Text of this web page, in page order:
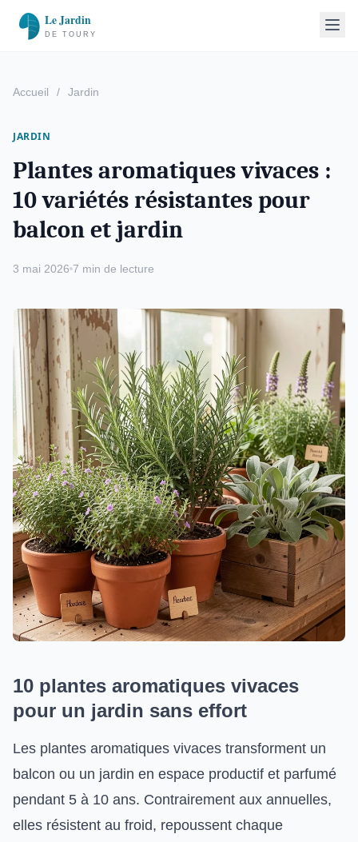
Accueil / Jardin
JARDIN
Plantes aromatiques vivaces :
10 variétés résistantes pour
balcon et jardin
3 mai 2026 7 min de lecture
10 plantes aromatiques vivaces
pour un jardin sans effort
Les plantes aromatiques vivaces transforment un
balcon ou un jardin en espace productif et parfumé
pendant 5 à 10 ans. Contrairement aux annuelles,
elles résistent au froid, repoussent chaque